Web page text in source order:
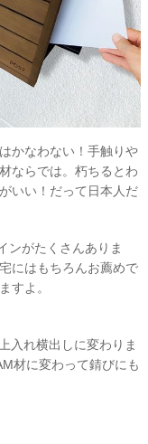
かなわない！手触りや
ならでは。朽ちるとわ
いい！だって日本人だ
ンがたくさんありま
にはもちろんお薦めで
すよ。
入れ横出しに変わりま
材に変わって錆びにも